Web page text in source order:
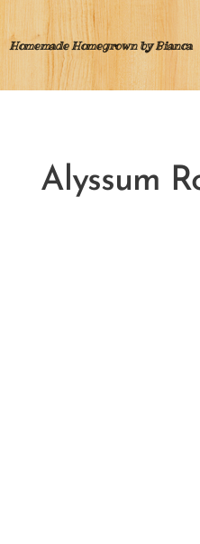
Homemade Homegrown by Bianca
Alyssum